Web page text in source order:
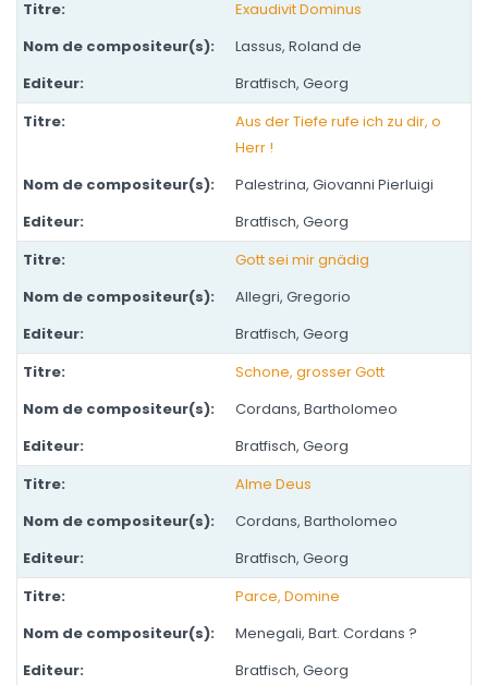
Exaudivit Dominus
Lassus, Roland de
Bratfisch, Georg
Aus der Tiefe rufe ich zu dir, o
Herr !
Palestrina, Giovanni Pierluigi
Bratfisch, Georg
Gott sei mir gnädig
Allegri, Gregorio
Bratfisch, Georg
Schone, grosser Gott
Cordans, Bartholomeo
Bratfisch, Georg
Alme Deus
Cordans, Bartholomeo
Bratfisch, Georg
Parce, Domine
Menegali, Bart. Cordans ?
Bratfisch, Georg